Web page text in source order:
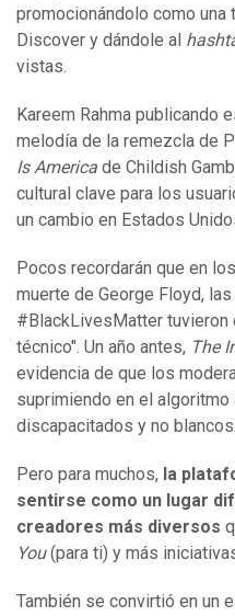
promocionándolo como una
Discover y dándole al
vistas.
Kareem Rahma publicando
melodía de la remezcla de
Is America de Childish
cultural clave para los
un cambio en Estados
Pocos recordarán que en
muerte de George Floyd,
#BlackLivesMatter tuvieron
técnico". Un año antes, The
evidencia de que los
suprimiendo en el
discapacitados y no blancos.
Pero para muchos, la
sentirse como un lugar
creadores más diversos
You(para ti) y más
También se convirtió en un